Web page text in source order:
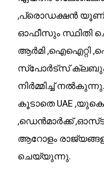
,പ്രൊഡക്ഷൻ
ഓഫീസും സ്ഥിതി
ആർമി ,ഐഐറ്റി
സ്പോർട്സ്
നിർമ്മിച്ച്
കൂടാതെ UAE
,ഡെൻമാർക്ക്‌
ആറോളം
ചെയ്യുന്നു.